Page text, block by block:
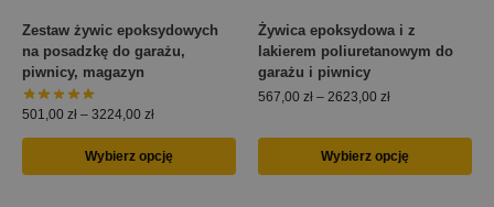
Zestaw żywic epoksydowych
na posadzkę do garażu,
piwnicy, magazyn
501,00 zł – 3224,00 zł
Wybierz opcję
Żywica epoksydowa i z
lakierem poliuretanowym do
garażu i piwnicy
567,00 zł – 2623,00 zł
Wybierz opcję